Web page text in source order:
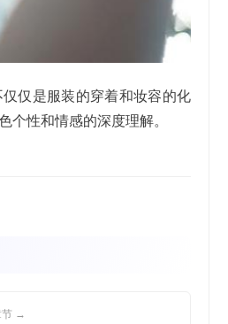
仅是服装的穿着和妆容的化
个性和情感的深度理解。
节 →